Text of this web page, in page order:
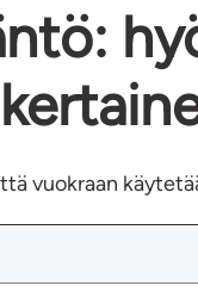
vuokraan